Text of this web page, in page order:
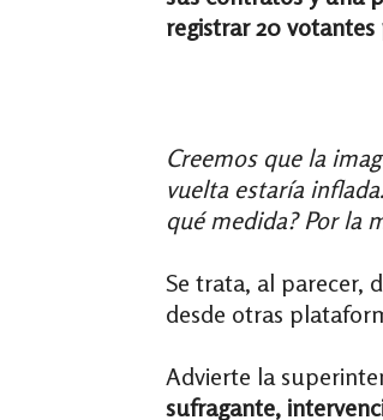
registrar 20
Creemos que la
vuelta estaría
qué medida? Por la
Se trata, al parecer,
desde otras
Advierte la
sufragante,